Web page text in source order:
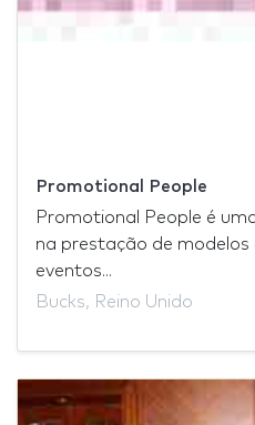
Promotional People
Promotional People é
na prestação de modelos
eventos...
Bucks, Reino Unido